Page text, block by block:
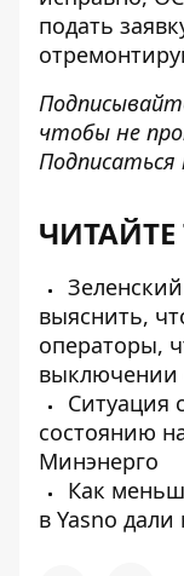
подать
чтобы не
ЧИТАЙТЕ
выяснить,
операторы,
выключении
Ситуация
состоянию
Минэнерго
Как
в Yasno